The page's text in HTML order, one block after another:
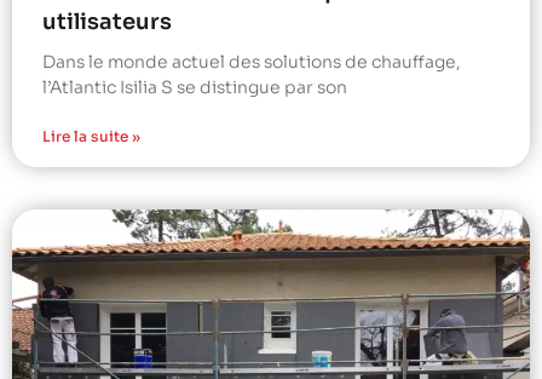
utilisateurs
Dans le monde actuel des solutions de chauffage,
l’Atlantic Isilia S se distingue par son
Lire la suite »